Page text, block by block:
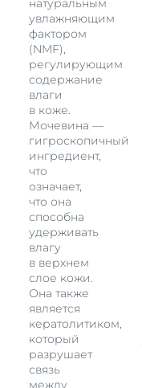
натуральным
увлажняющим
фактором
(NMF),
регулирующим
содержание
влаги
в коже.
Мочевина —
гигроскопичный
ингредиент,
что
означает,
что она
способна
удерживать
влагу
в верхнем
слое кожи.
Она также
является
кератолитиком,
который
разрушает
связь
между